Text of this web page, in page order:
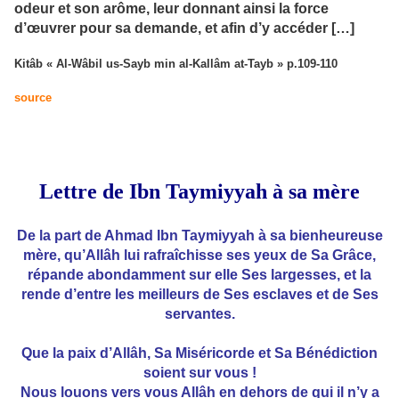
odeur et son arôme, leur donnant ainsi la force
d’œuvrer pour sa demande, et afin d’y accéder […]
Kitâb « Al-Wâbil us-Sayb min al-Kallâm at-Tayb » p.109-110
source
Lettre de Ibn Taymiyyah à sa mère
De la part de Ahmad Ibn Taymiyyah à sa bienheureuse
mère, qu’Allâh lui rafraîchisse ses yeux de Sa Grâce,
répande abondamment sur elle Ses largesses, et la
rende d’entre les meilleurs de Ses esclaves et de Ses
servantes.
Que la paix d’Allâh, Sa Miséricorde et Sa Bénédiction
soient sur vous !
Nous louons vers vous Allâh en dehors de qui il n’y a